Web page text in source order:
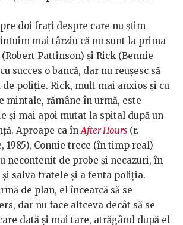
doi frați despre care nu știm
mai târziu că nu sunt la prima
Pattinson) și Rick (Bennie
succes o bancă, dar nu reușesc să
de poliție. Rick, mult mai anxios și cu
mintale, rămâne în urmă, este
și mai apoi mutat la spital după un
Aproape ca înAfter Hours (r.
1985), Connie trece (în timp real)
necontenit de probe și necazuri, în
salva fratele și a fenta poliția.
de plan, el încearcă să se
dar nu face altceva decât să se
dată și mai tare, atrăgând după el